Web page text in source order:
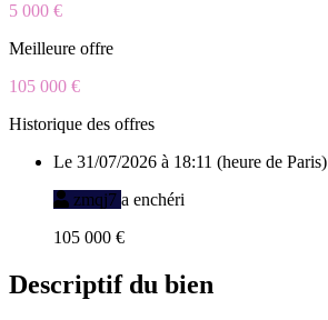
5 000 €
Meilleure offre
105 000 €
Historique des offres
Le 31/07/2026 à 18:11 (heure de Paris)
zmqj7 a enchéri
105 000 €
Descriptif du bien